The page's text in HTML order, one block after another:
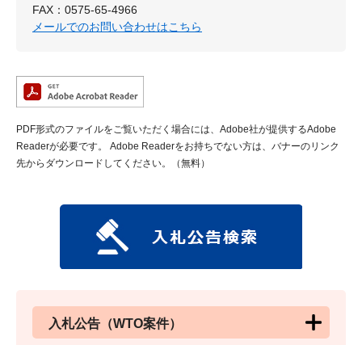
FAX：0575-65-4966
メールでのお問い合わせはこちら
PDF形式のファイルをご覧いただく場合には、Adobe社が提供するAdobe
Readerが必要です。
Adobe Readerをお持ちでない方は、バナーのリンク
先からダウンロードしてください。（無料）
入札公告（WTO案件）